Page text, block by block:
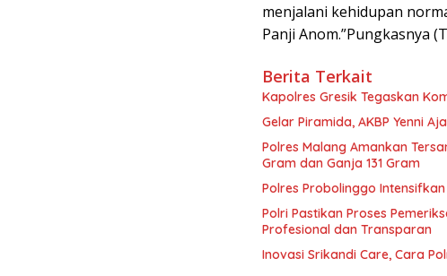
menjalani kehidupan
Panji Anom.”Pungkasnya
Berita Terkait
Kapolres Gresik Tegaskan
Gelar Piramida, AKBP Yenni
Polres Malang Amankan
Gram dan Ganja 131 Gram
Polres Probolinggo
Polri Pastikan Proses
Profesional dan Transparan
Inovasi Srikandi Care, Cara